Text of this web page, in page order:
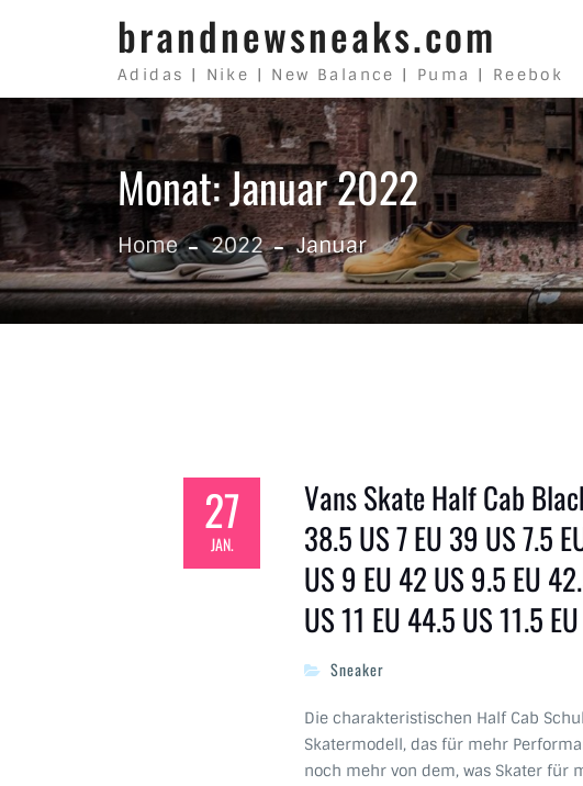
brandnewsneaks.com
Adidas | Nike | New Balance | Puma | Reebok
Monat: Januar 2022
Home 2022 Januar
27
JAN.
Vans Skate Half Cab
38.5 US 7 EU 39 US 7.5
US 9 EU 42 US 9.5 EU
US 11 EU 44.5 US 11.5
Sneaker
Die charakteristischen Half Cab
Skatermodell, das für mehr
noch mehr von dem, was Skater für